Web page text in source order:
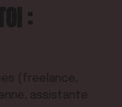
:
(freelance,
assistante